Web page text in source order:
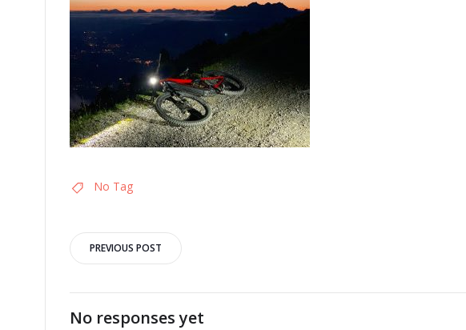
No Tag
Post
navigation
PREVIOUS POST
No responses yet